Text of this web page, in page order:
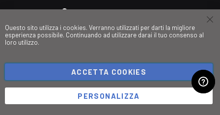
Dove trovarci
Negozi
Questo sito utilizza i cookies. Verranno utilizzati per darti la migliore
esperienza possibile. Continuando ad utilizzare darai il tuo consenso al
loro utilizzo.
ACCETTA COOKIES
PERSONALIZZA